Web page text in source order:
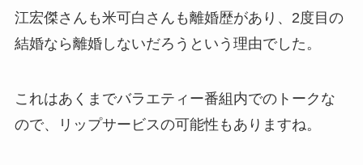
江宏傑さんも米可白さんも離婚歴があり、2度目の
結婚なら離婚しないだろうという理由でした。
これはあくまでバラエティー番組内でのトークな
ので、リップサービスの可能性もありますね。